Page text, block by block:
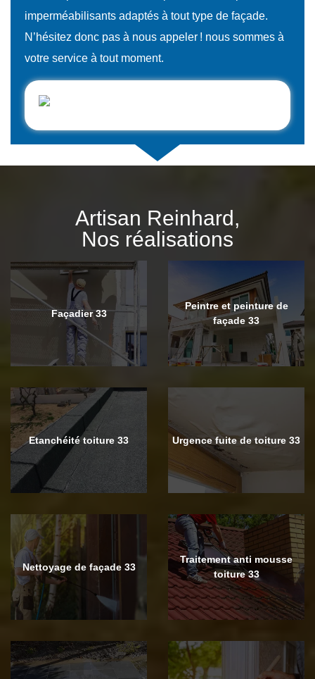
imperméabilisants adaptés à tout type de façade.
N’hésitez donc pas à nous appeler ! nous sommes à
votre service à tout moment.
Artisan Reinhard,
Nos réalisations
Façadier 33
Peintre et peinture de
façade 33
Etanchéité toiture 33 Urgence fuite de toiture 33
Nettoyage de façade 33
Traitement anti mousse
toiture 33